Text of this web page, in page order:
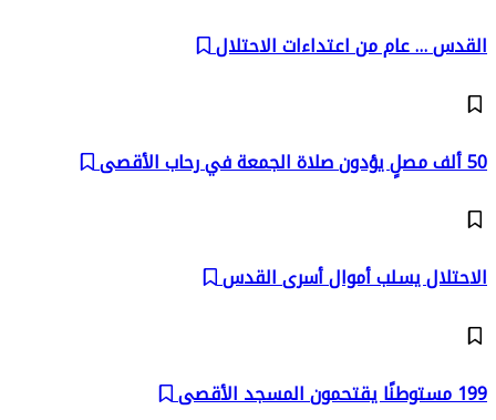
القدس … عام من اعتداءات الاحتلال
50 ألف مصلٍ يؤدون صلاة الجمعة في رحاب الأقصى
الاحتلال يسلب أموال أسرى القدس
199 مستوطنًا يقتحمون المسجد الأقصى